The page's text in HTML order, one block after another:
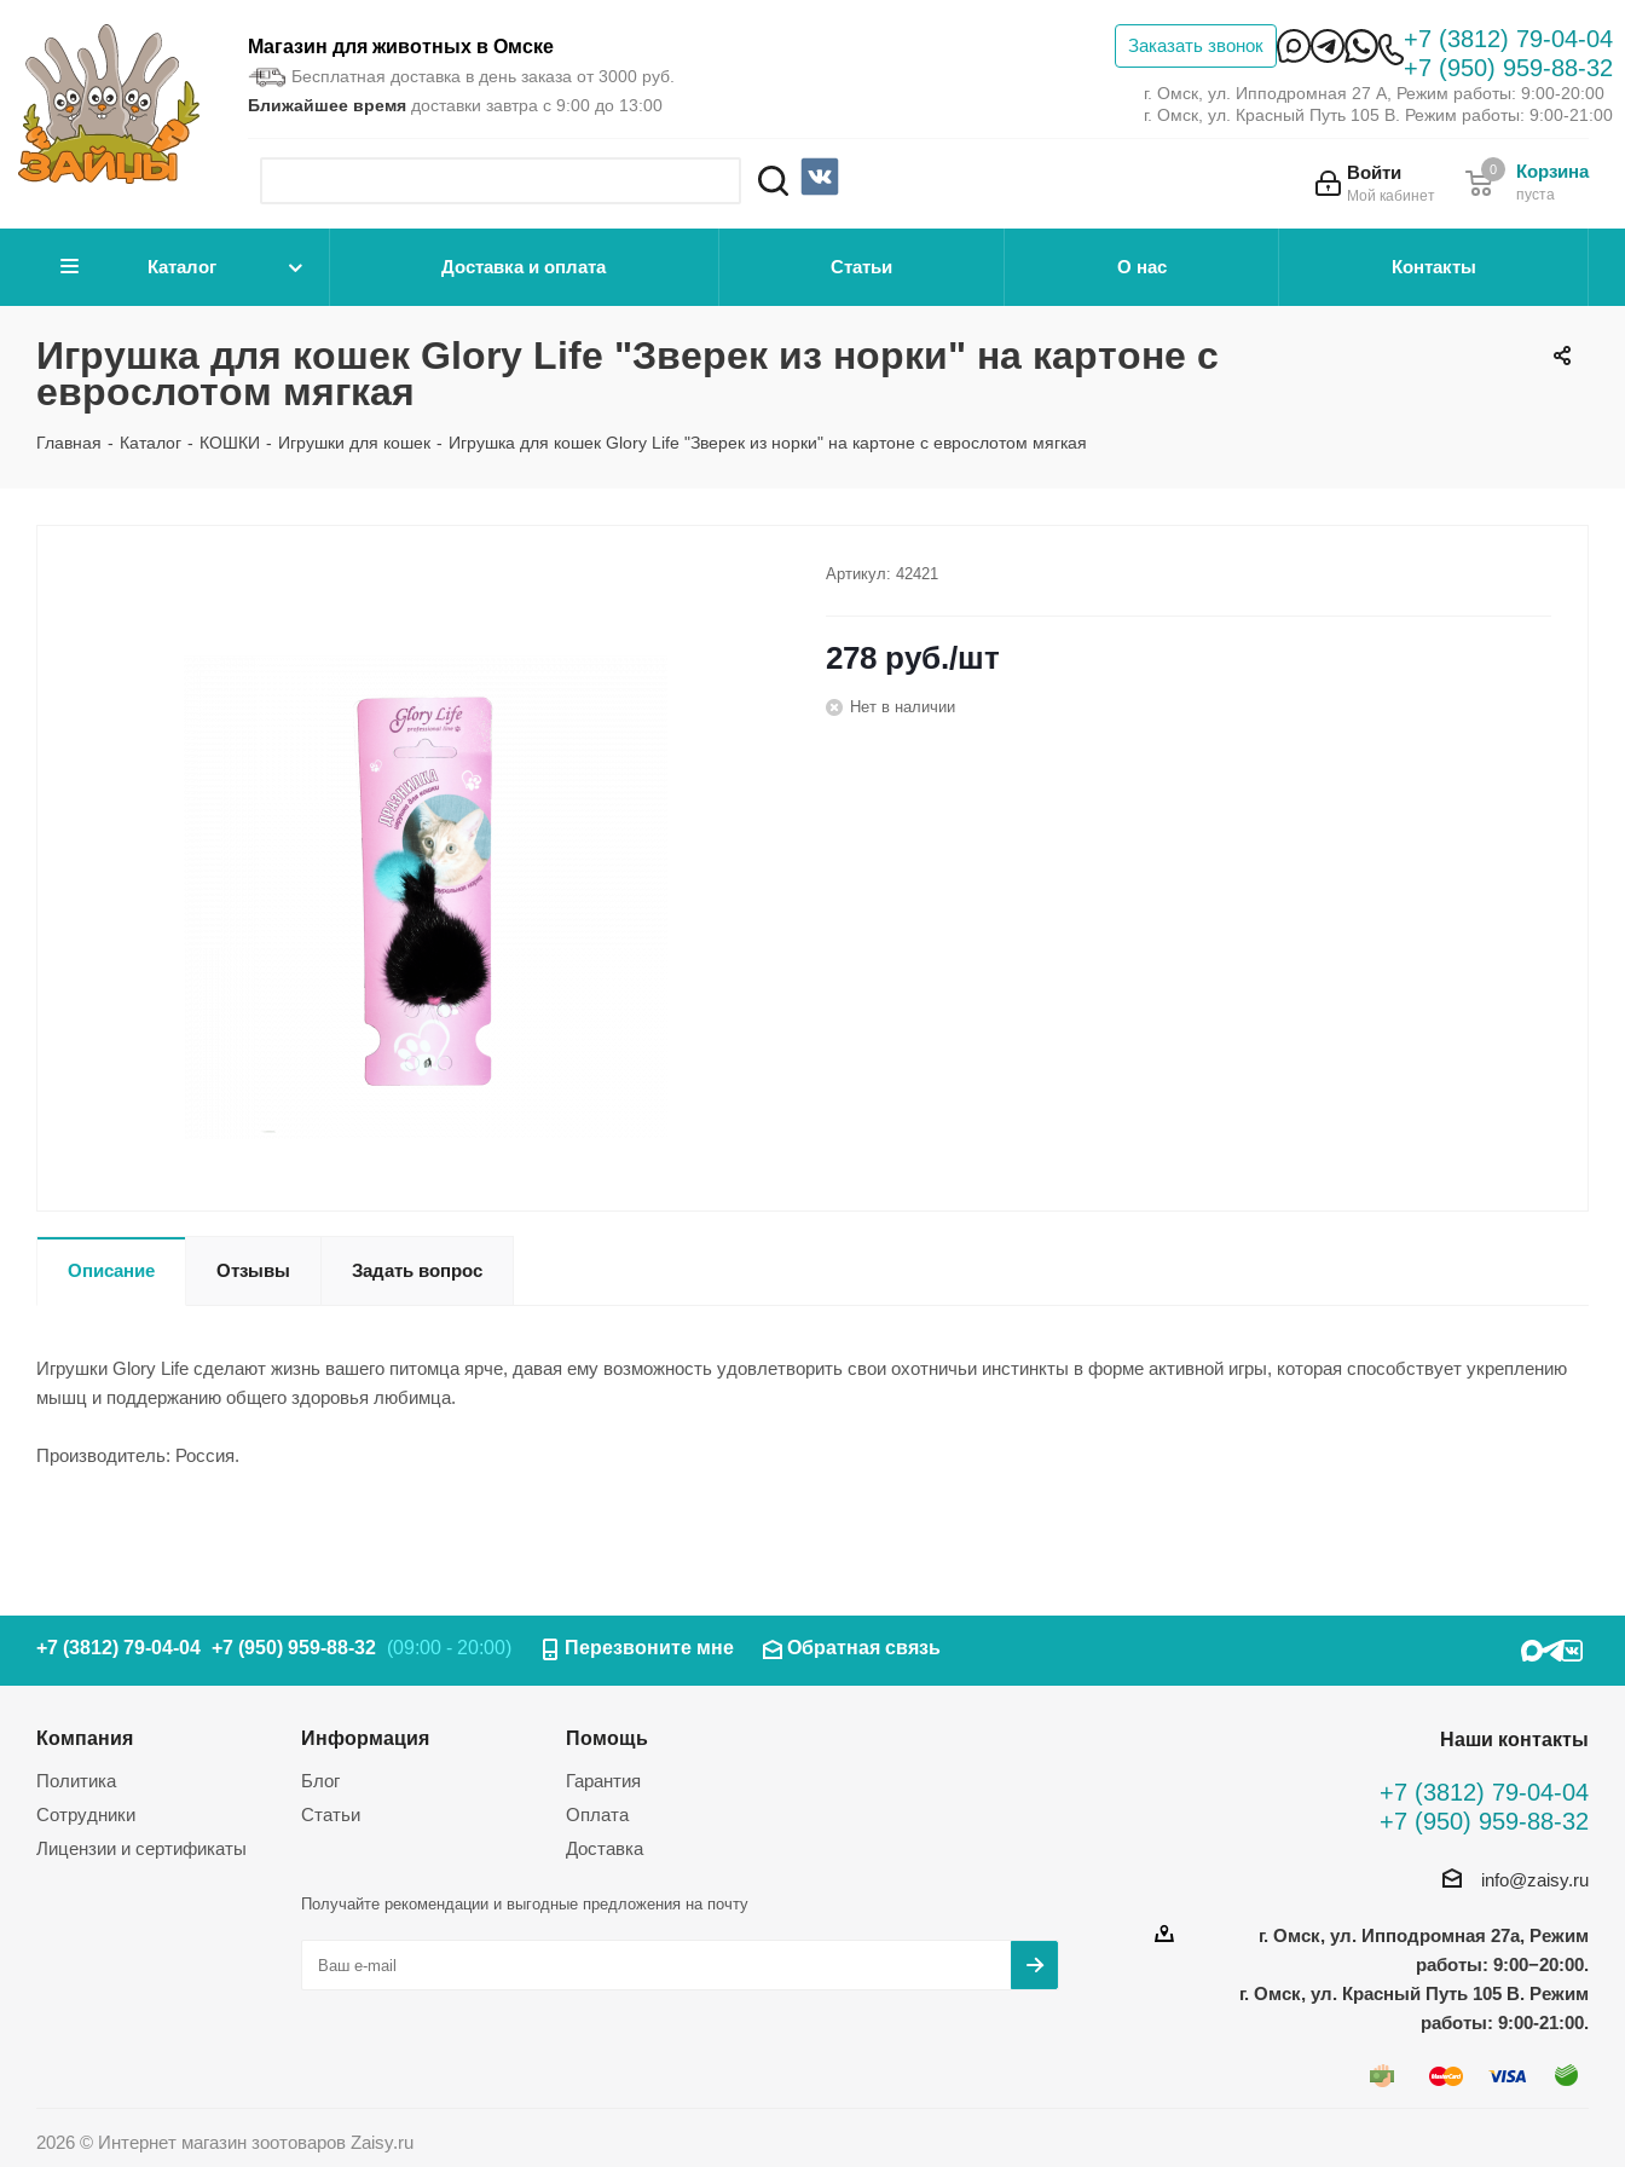
Магазин для животных в Омске
Бесплатная доставка в день заказа от 3000 руб.
Ближайшее время доставки завтра с 9:00 до 13:00
Заказать звонок
+7 (3812) 79-04-04
+7 (950) 959-88-32
г. Омск, ул. Ипподромная 27 А, Режим работы: 9:00-20:00
г. Омск, ул. Красный Путь 105 В. Режим работы: 9:00-21:00
Войти
Мой кабинет
Корзина
пуста
0
Каталог Доставка и оплата Статьи О нас Контакты
Игрушка для кошек Glory Life "Зверек из норки" на картоне с
еврослотом мягкая
Главная - Каталог - КОШКИ - Игрушки для кошек - Игрушка для кошек Glory Life "Зверек из норки" на картоне с еврослотом мягкая
Артикул: 42421
278 руб./шт
Нет в наличии
Описание Отзывы Задать вопрос
Игрушки Glory Life сделают жизнь вашего питомца ярче, давая ему возможность удовлетворить свои охотничьи инстинкты в форме активной игры, которая способствует укреплению
мышц и поддержанию общего здоровья любимца.
Производитель: Россия.
+7 (3812) 79-04-04 +7 (950) 959-88-32 (09:00 - 20:00) Перезвоните мне Обратная связь
Компания
Политика
Сотрудники
Лицензии и сертификаты
Информация
Блог
Статьи
Помощь
Гарантия
Оплата
Доставка
Получайте рекомендации и выгодные предложения на почту
Наши контакты
+7 (3812) 79-04-04
+7 (950) 959-88-32
info@zaisy.ru
г. Омск, ул. Ипподромная 27а, Режим
работы: 9:00−20:00.
г. Омск, ул. Красный Путь 105 В. Режим
работы: 9:00-21:00.
2026 © Интернет магазин зоотоваров Zaisy.ru